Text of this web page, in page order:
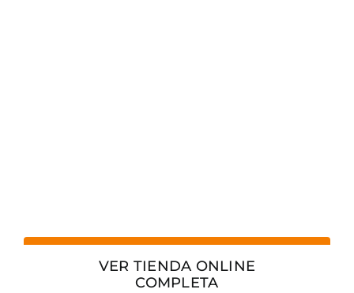
VER TIENDA ONLINE
COMPLETA